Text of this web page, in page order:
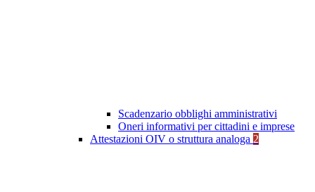
Scadenzario obblighi amministrativi
Oneri informativi per cittadini e imprese
Attestazioni OIV o struttura analoga 2